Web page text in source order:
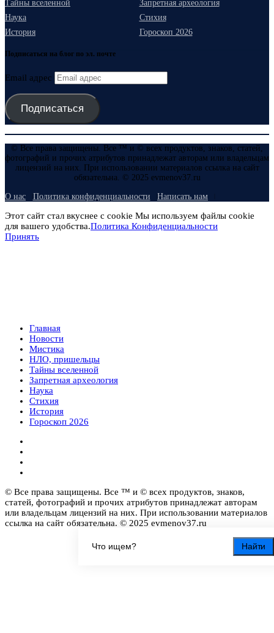
Найти
Тайны вселенной
Запретная археология
Наука
Стихия
История
Гороскоп 2026
Подписаться на блог по эл. почте
Email адрес
Подписаться
© Все права защищены. Все ™ и © всех продуктов, знаков, статей,
фотографий и прочих атрибутов принадлежат авторам или владельцам
лицензий на них. При использовании материалов ссылка на сайт
обязательна. © 2025 evmenov37.ru
О нас Политика конфиденциальности Написать нам
Этот сайт стал вкуснее с cookie Мы используем файлы cookie
для вашего удобства.Политика Конфиденциальности
Принять
Главная
Новости
Мистика
НЛО, пришельцы
Тайны вселенной
Запретная археология
Наука
Стихия
История
Гороскоп 2026
© Все права защищены. Все ™ и © всех продуктов, знаков,
статей, фотографий и прочих атрибутов принадлежат авторам
или владельцам лицензий на них. При использовании материалов
ссылка на сайт обязательна. © 2025 evmenov37.ru